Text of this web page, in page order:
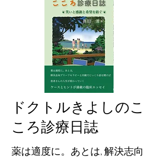
ドクトル​きよしのこ
ころ診療日誌
薬は適度に。あとは, 解決志向